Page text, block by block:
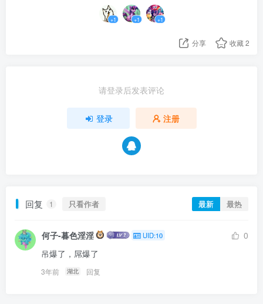
+1 +1 +1
分享 收藏2
请登录后发表评论
登录 注册
回复 1 只看作者 最新 最热
何子-暮色淫淫 UID:10
0
吊爆了，屌爆了
3年前 湖北 回复